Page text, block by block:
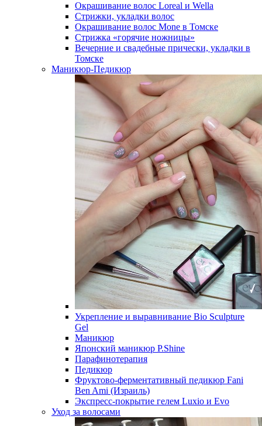
Окрашивание волос Loreal и Wella
Стрижки, укладки волос
Окрашивание волос Mone в Томске
Стрижка «горячие ножницы»
Вечерние и свадебные прически, укладки в
Томске
Маникюр-Педикюр
Укрепление и выравнивание Bio Sculpture
Gel
Маникюр
Японский маникюр P.Shine
Парафинотерапия
Педикюр
Фруктово-ферментативный педикюр Fani
Ben Ami (Израиль)
Экспресс-покрытие гелем Luxio и Evo
Уход за волосами